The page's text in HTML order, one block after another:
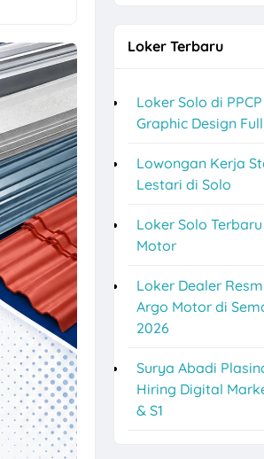
di CV Pesta Abadi
Bina Artha Ventura
Cakra Buana)
Subroto Solo
Learning Center Demak
Loker Terbaru
Loker Solo di
Graphic Design
Lowongan Kerja
Lestari di Solo
Loker Solo
Motor
Loker Dealer
Argo Motor di
2026
Surya Abadi
Hiring Digital
& S1